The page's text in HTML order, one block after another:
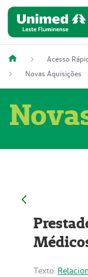
Acesso
Novas Aquisições
Texto: